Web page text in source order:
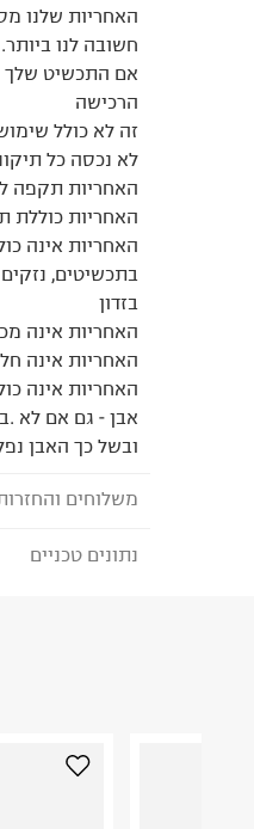
האחריות שלנו
חשובה לנו ביותר.
אם התכשיט שלך
הרכישה
זה לא כולל
לא נכסה כל
האחריות תקפה
האחריות כוללת
האחריות אינה
בתכשיטים,
בזדון
האחריות אינה
האחריות אינה
האחריות אינה
אבן - גם אם לא
ובשל כך האבן
משלוחים
לבחירת בשיטת
לפני החזרת
נתונים טכניים
בית פוקס-רח'